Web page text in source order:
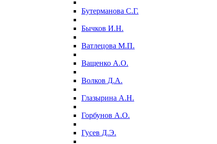
Бутерманова С.Г.
Бычков И.Н.
Ватлецова М.П.
Ващенко А.О.
Волков Д.А.
Глазырина А.Н.
Горбунов А.О.
Гусев Д.Э.